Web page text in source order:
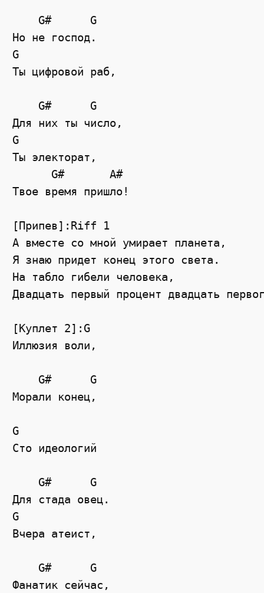
    G#      G
Но не господ.
G
Ты цифровой раб,
    G#      G
Для них ты число,
G
Ты электорат,
      G#       A#
Твое время пришло!
[Припев]:Riff 1
А вместе со мной умирает планета,
Я знаю придет конец этого света.
На табло гибели человека,
Двадцать первый процент двадцать
[Куплет 2]:G
Иллюзия воли,
    G#      G
Морали конец,
G
Сто идеологий
    G#      G
Для стада овец.
G
Вчера атеист,
    G#      G
Фанатик сейчас,